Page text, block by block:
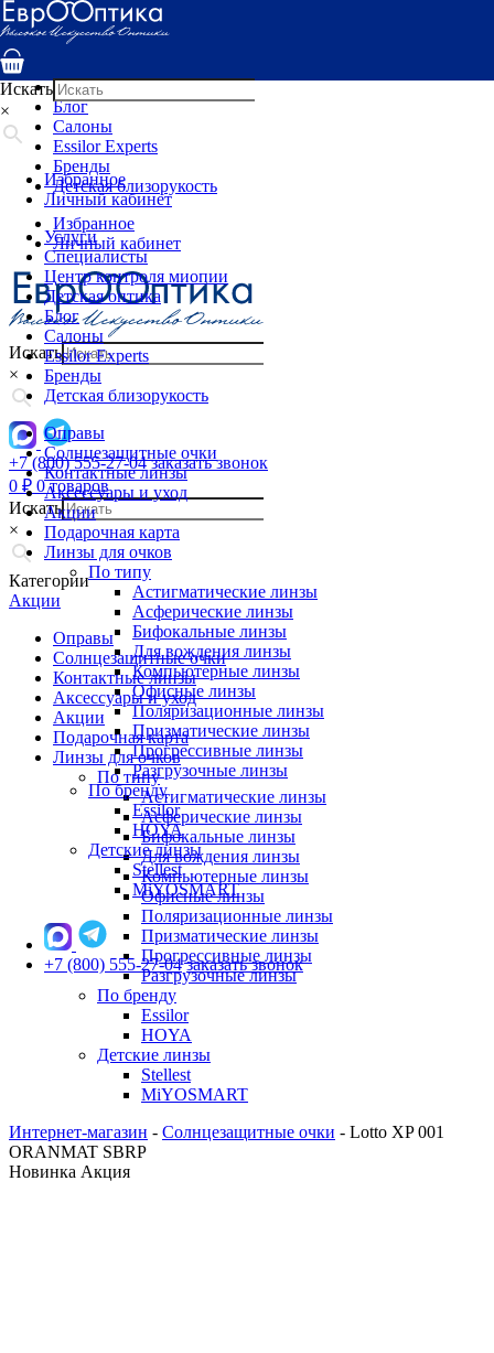
Услуги
Специалисты
Детская оптика
Блог
Салоны
Essilor Experts
Бренды
Детская близорукость
Избранное
Личный кабинет
Искать
×
+7 (800) 555-27-04 заказать звонок
0 ₽ 0 товаров
Искать
×
Категории
Акции
Оправы
Солнцезащитные очки
Контактные линзы
Аксессуары и уход
Акции
Подарочная карта
Линзы для очков
По типу
Астигматические линзы
Асферические линзы
Бифокальные линзы
Для вождения линзы
Компьютерные линзы
Офисные линзы
Поляризационные линзы
Призматические линзы
Прогрессивные линзы
Разгрузочные линзы
По бренду
Essilor
HOYA
Детские линзы
Stellest
MiYOSMART
Искать
×
Избранное
Личный кабинет
Услуги
Специалисты
Центр контроля миопии
Детская оптика
Блог
Салоны
Essilor Experts
Бренды
Детская близорукость
Оправы
Солнцезащитные очки
Контактные линзы
Аксессуары и уход
Акции
Подарочная карта
Линзы для очков
По типу
Астигматические линзы
Асферические линзы
Бифокальные линзы
Для вождения линзы
Компьютерные линзы
Офисные линзы
Поляризационные линзы
Призматические линзы
Прогрессивные линзы
Разгрузочные линзы
По бренду
Essilor
HOYA
Детские линзы
Stellest
MiYOSMART
+7 (800) 555-27-04 заказать звонок
Интернет-магазин - Солнцезащитные очки - Lotto XP 001
ORANMAT SBRP
Новинка Акция